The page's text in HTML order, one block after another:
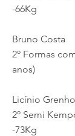
-66Kg
Bruno Costa
2º Formas
anos)
Licínio Grenho
2º Semi
-73Kg